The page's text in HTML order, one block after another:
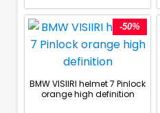
-50%
BMW VISIIRI helmet 7 Pinlock
orange high definition